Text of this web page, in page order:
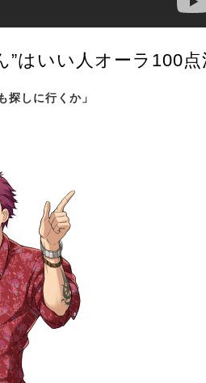
”はいい人オーラ100点
しに行くか」